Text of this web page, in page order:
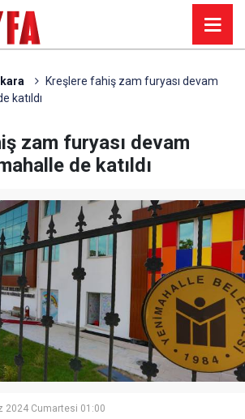
Kreşlere fahiş zam furyası devam
katıldı
zam furyası devam
de katıldı
2024 Cumartesi 01:00